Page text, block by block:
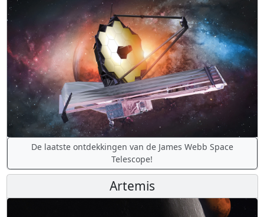
De laatste ontdekkingen van de James Webb Space
Telescope!
Artemis